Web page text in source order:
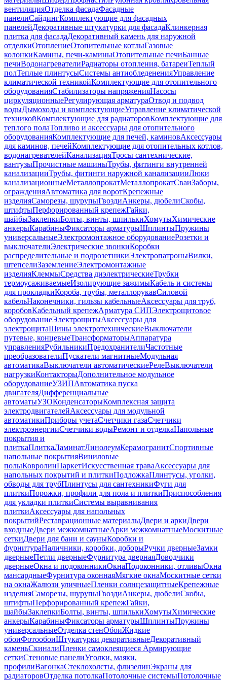
вентиляцияОтделка фасадаФасадные
панелиСайдингКомплектующие для фасадных
панелейДекоративные штукатурки для фасадаКлинкерная
плитка для фасадаДекоративный камень для наружной
отделкиОтоплениеОтопительные котлыГазовые
колонкиКамины, печи-каминыОтопительные печиБанные
печиВодонагревателиРадиаторы отопления, батареиТеплый
полТеплые плинтусыСистемы антиобледененияУправление
климатической техникойКомплектующие для отопительного
оборудованияСтабилизаторы напряженияНасосы
циркуляционныеРегулирующая арматураОтвод и подвод
водыДымоходы и комплектующиеУправление климатической
техникойКомплектующие для радиаторовКомплектующие для
теплого полаТопливо и аксессуары для отопительного
оборудованияКомплектующие для печей, каминовАксессуары
для каминов, печейКомплектующие для отопительных котлов,
водонагревателейКанализацияТросы сантехнические,
вантузыПрочистные машиныТрубы, фитинги внутренней
канализацииТрубы, фитинги наружной канализацииЛюки
канализационныеМеталлопрокатМеталлопрокатСваиЗаборы,
огражденияАвтоматика для воротКрепежные
изделияСаморезы, шурупыГвоздиАнкеры, дюбелиСкобы,
штифтыПерфорированный крепежГайки,
шайбыЗаклепкиБолты, винты, шпилькиХомутыХимические
анкерыКарабиныФиксаторы арматурыШплинтыПружины
универсальныеЭлектромонтажное оборудованиеРозетки и
выключателиЭлектрические звонкиКоробки
распределительные и подрозетникиЭлектропатроныВилки,
штепселиЗаземлениеЭлектромонтажные
изделияКлеммыСредства диэлектрическиеТрубки
термоусаживаемыеИзолирующие зажимыКабель и системы
для прокладкиКороба, трубы, металлорукавСиловой
кабельНаконечники, гильзы кабельныеАксессуары для труб,
коробовКабельный крепежАрматура СИПЭлектрощитовое
оборудованиеЭлектрощитыАксессуары для
электрощитаШины электротехническиеВыключатели
путевые, концевыеТрансформаторыАппаратура
управленияРубильникиПредохранителиЧастотные
преобразователиПускатели магнитныеМодульная
автоматикаВыключатели автоматическиеРелеВыключатели
нагрузкиКонтакторыДополнительное модульное
оборудованиеУЗИПАвтоматика пуска
двигателяДифференциальные
автоматыУЗОКонденсаторыКомплексная защита
электродвигателейАксессуары для модульной
автоматикиПриборы учетаСчетчики газаСчетчики
электроэнергииСчетчики водыРемонт и отделкаНапольные
покрытия и
плиткаПлиткаЛаминатЛинолеумКерамогранитСпортивные
напольные покрытияВиниловые
полыКовролинПаркетИскусственная траваАксессуары для
напольных покрытий и плиткиПодложкаПлинтусы, уголки,
обводы для трубПлинтусы для сантехникиФуги для
плиткиПорожки, профили для пола и плиткиПриспособления
для укладки плиткиСистемы выравнивания
плиткиАксессуары для напольных
покрытийРеставрационные материалыДвери и аркиДвери
входныеДвери межкомнатныеАрки межкомнатныеМоскитные
сеткиДвери для бани и сауныКоробки и
фурнитураНаличники, коробки, доборыРучки дверныеЗамки
дверныеПетли дверныеФурнитура двернаяДоводчики
дверныеОкна и подоконникиОкнаПодоконники, отливыОкна
мансардныеФурнитура оконнаяМягкие окнаМоскитные сетки
на окнаЖалюзи уличныеПленки солнцезащитныеКрепежные
изделияСаморезы, шурупыГвоздиАнкеры, дюбелиСкобы,
штифтыПерфорированный крепежГайки,
шайбыЗаклепкиБолты, винты, шпилькиХомутыХимические
анкерыКарабиныФиксаторы арматурыШплинтыПружины
универсальныеОтделка стенОбоиЖидкие
обоиФотообоиШтукатурки декоративныеДекоративный
каменьСкиналиПленки самоклеящиеся Армирующие
сеткиСтеновые панелиУголки, маяки,
профилиВагонкаСтеклохолсты, флизелинЭкраны для
радиаторовОтделка потолкаПотолочные системыПотолочные